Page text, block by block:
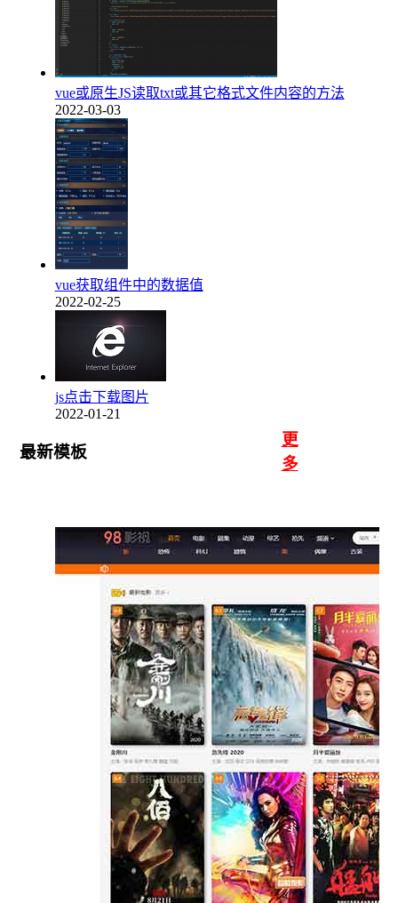
vue或原生JS读取txt或其它格式文件内容的方法
2022-03-03
vue获取组件中的数据值
2022-02-25
js点击下载图片
2022-01-21
最新模板
更
多